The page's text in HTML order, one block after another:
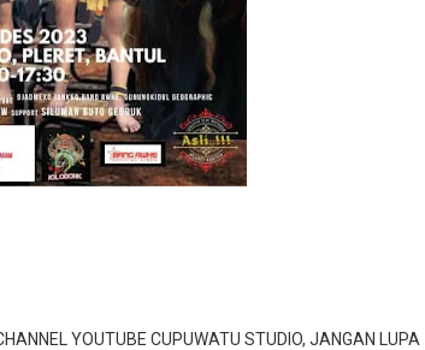
YOUTUBE CUPUWATU STUDIO, JANGAN LUPA